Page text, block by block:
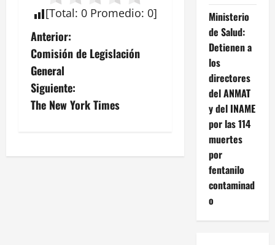
[Total: 0 Promedio: 0]
N
a
v
e
Anterior:
Comisión de Legislación
General
Siguiente:
The New York Times
Ministerio
de Salud:
Detienen a
los
directores
del ANMAT
y del INAME
por las 114
muertes
por
fentanilo
contaminad
o